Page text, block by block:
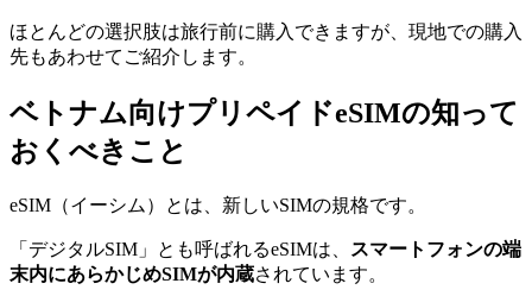
ほとんどの選択肢は旅行前に購入できますが、現地での購入
先もあわせてご紹介します。
ベトナム向けプリペイドeSIMの知って
おくべきこと
eSIM（イーシム）とは、新しいSIMの規格です。
「デジタルSIM」とも呼ばれるeSIMは、
スマートフォンの端
末内にあらかじめSIMが内蔵されています。